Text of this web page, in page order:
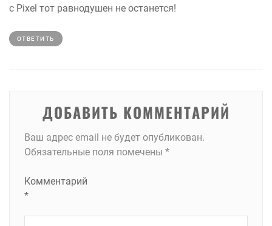
с Pixel тот равнодушен не останется!
ОТВЕТИТЬ
ДОБАВИТЬ КОММЕНТАРИЙ
Ваш адрес email не будет опубликован.
Обязательные поля помечены *
Комментарий
*